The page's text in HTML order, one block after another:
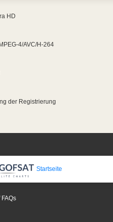
HD
4/AVC/H-264
der Registrierung
Startseite